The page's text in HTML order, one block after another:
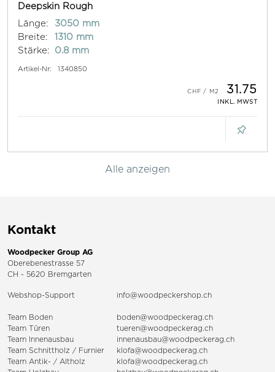
Deepskin Rough
Länge:
3050 mm
Breite:
1310 mm
Stärke:
0.8 mm
Artikel-Nr: 1340850
31.75
INKL. MWST
Alle anzeigen
Kontakt
Woodpecker Group AG
Oberebenestrasse 57
CH - 5620 Bremgarten
Webshop-Support info@woodpeckershop.ch
Team Boden
boden@woodpeckerag.ch
Team Türen
tueren@woodpeckerag.ch
Team Innenausbau
innenausbau@woodpeckerag.ch
Team Schnittholz / Furnier
klofa@woodpeckerag.ch
Team Antik- / Altholz
klofa@woodpeckerag.ch